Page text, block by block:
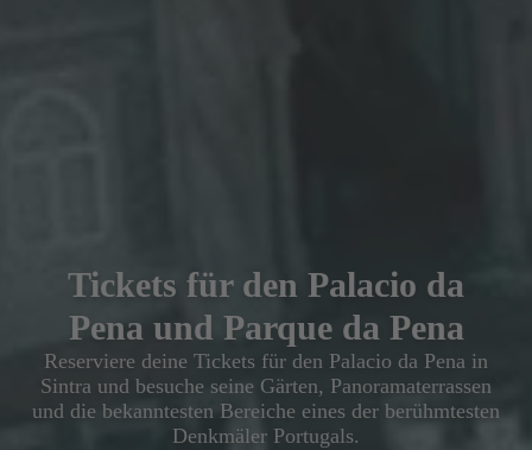
Tickets für den Palacio da
Pena und Parque da Pena
Reserviere deine Tickets für den Palacio da Pena in
Sintra und besuche seine Gärten, Panoramaterrassen
und die bekanntesten Bereiche eines der berühmtesten
Denkmäler Portugals.